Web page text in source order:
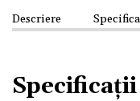
Descriere